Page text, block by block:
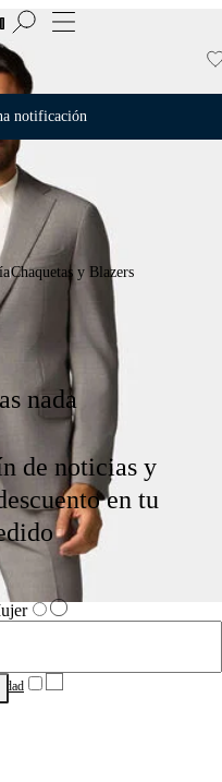
| Hasta 50%
notificación
Chaquetas y Blazers
nada
de noticias y
en tu